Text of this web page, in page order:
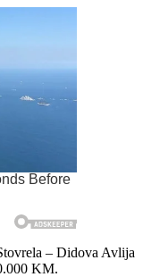
– Didova Avlija
KM.